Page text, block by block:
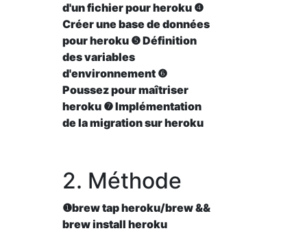
d'un fichier pour heroku ❹
Créer une base de données
pour heroku ❺ Définition
des variables
d'environnement ❻
Poussez pour maîtriser
heroku ❼ Implémentation
de la migration sur heroku
2. Méthode
❶brew tap heroku/brew &&
brew install heroku